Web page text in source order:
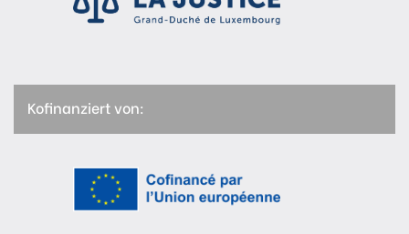
Kofinanziert von: